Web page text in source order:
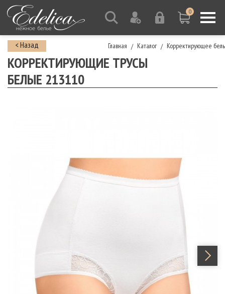
0
< Назад Главная / Каталог / Корректирующее
КОРРЕКТИРУЮЩИЕ ТРУСЫ
БЕЛЫЕ 213110